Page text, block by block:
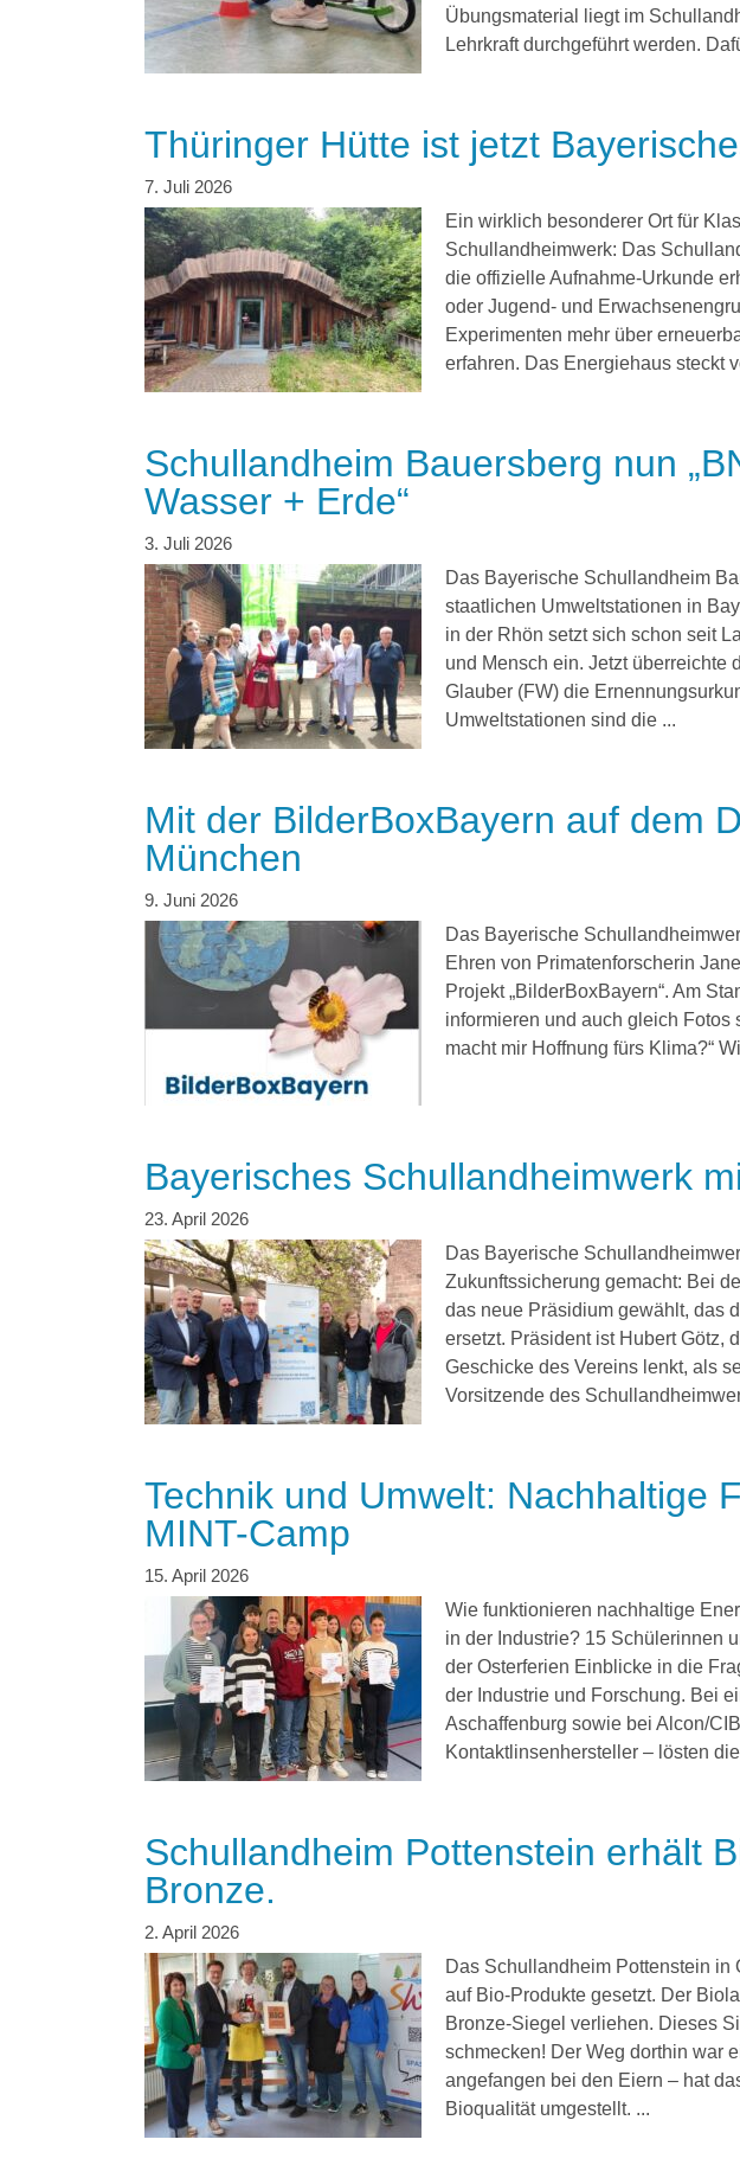
Übungsmaterial liegt im
Lehrkraft durchgeführt werden.
Thüringer Hütte ist jetzt
Ein wirklich besonderer Ort für
Schullandheimwerk: Das
die offizielle Aufnahme-Urkunde
oder Jugend- und
Experimenten mehr über
erfahren. Das Energiehaus steckt
Schullandheim Bauersberg nun
Wasser + Erde“
Das Bayerische Schullandheim
staatlichen Umweltstationen in
in der Rhön setzt sich schon seit
und Mensch ein. Jetzt überreichte
Glauber (FW) die
Umweltstationen sind die ...
Mit der BilderBoxBayern auf dem
München
Das Bayerische
Ehren von Primatenforscherin
Projekt „BilderBoxBayern“. Am
informieren und auch gleich Fotos
macht mir Hoffnung fürs Klima?“
Bayerisches Schullandheimwerk
Das Bayerische
Zukunftssicherung gemacht: Bei
das neue Präsidium gewählt, das
ersetzt. Präsident ist Hubert Götz,
Geschicke des Vereins lenkt, als
Vorsitzende des
Technik und Umwelt: Nachhaltige
MINT-Camp
Wie funktionieren nachhaltige
in der Industrie? 15 Schülerinnen
der Osterferien Einblicke in die
der Industrie und Forschung. Bei
Aschaffenburg sowie bei Alcon/
Kontaktlinsenhersteller – lösten
Schullandheim Pottenstein erhält
Bronze.
Das Schullandheim Pottenstein in
auf Bio-Produkte gesetzt. Der
Bronze-Siegel verliehen. Dieses
schmecken! Der Weg dorthin war
angefangen bei den Eiern – hat
Bioqualität umgestellt. ...